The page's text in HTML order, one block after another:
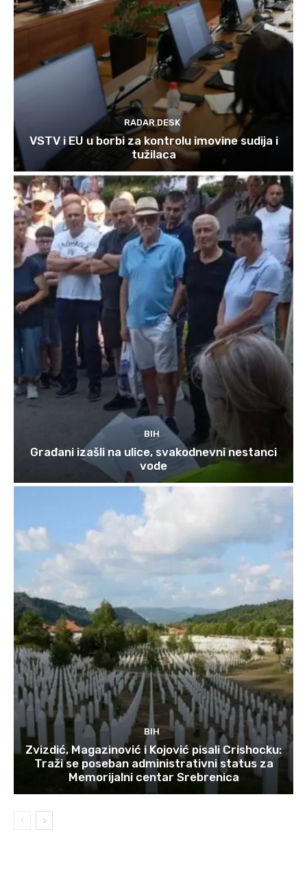
RADAR DESK
VSTV i EU u borbi za kontrolu imovine sudija i
tužilaca
BIH
Građani izašli na ulice, svakodnevni nestanci
vode
BIH
Zvizdić, Magazinović i Kojović pisali Crishocku:
Traži se poseban administrativni status za
Memorijalni centar Srebrenica